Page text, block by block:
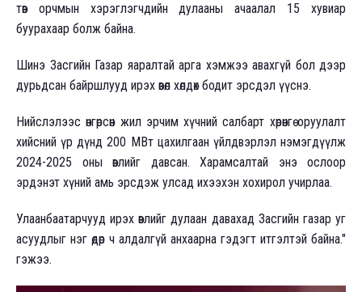
төв орчмын хэрэглэгчдийн дулааны ачаалал 15 хувиар
буурахаар болж байна.
Шинэ Засгийн Газар яаралтай арга хэмжээ авахгүй бол дээр
дурьдсан байршлууд ирэх өвөл хөлдөх бодит эрсдэл үүснэ.
Нийслэлээс өнгөрсөн жил эрчим хүчний салбарт хөрөнгө оруулалт
хийсний үр дүнд 200 MBт цахилгаан үйлдвэрлэл нэмэгдүүлж
2024-2025 оны өвлийг давсан. Харамсалтай энэ ослоор
эрдэнэт хүний амь эрсдэж улсад ихээхэн хохирол учирлаа.
Улаанбаатарчууд ирэх өвлийг дулаан давахад Засгийн газар уг
асуудлыг нэг өдөр ч алдалгүй анхаарна гэдэгт итгэлтэй байна."
гэжээ.